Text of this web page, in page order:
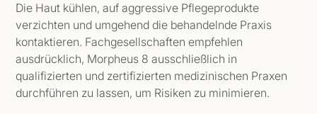
Die Haut kühlen, auf aggressive Pflegeprodukte
verzichten und umgehend die behandelnde Praxis
kontaktieren. Fachgesellschaften empfehlen
ausdrücklich, Morpheus 8 ausschließlich in
qualifizierten und zertifizierten medizinischen Praxen
durchführen zu lassen, um Risiken zu minimieren.